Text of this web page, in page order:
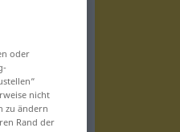
oder
nicht
zu ändern
Rand der